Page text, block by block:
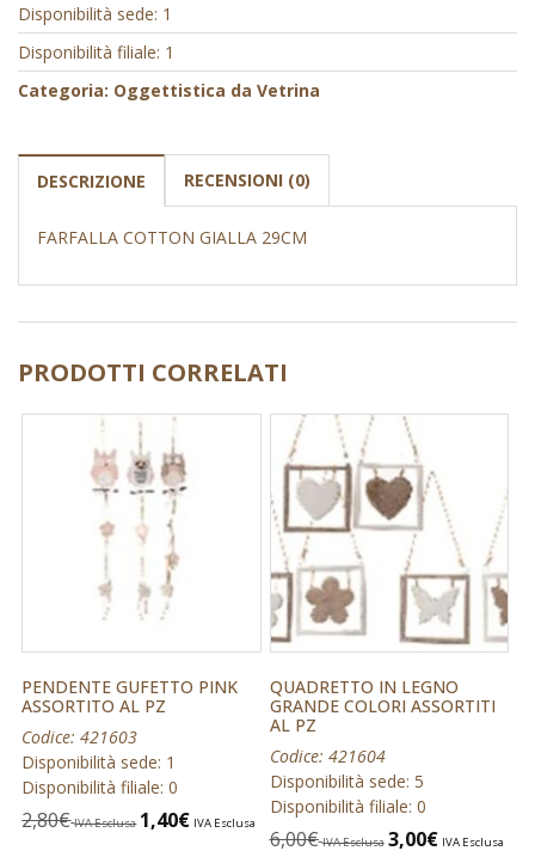
Disponibilità sede: 1
Disponibilità filiale: 1
Categoria: Oggettistica da Vetrina
DESCRIZIONE RECENSIONI (0)
FARFALLA COTTON GIALLA 29CM
PRODOTTI CORRELATI
PENDENTE GUFETTO PINK
ASSORTITO AL PZ
Codice: 421603
Disponibilità sede: 1
Disponibilità filiale: 0
2,80€ IVA Esclusa 1,40€ IVA Esclusa
QUADRETTO IN LEGNO
GRANDE COLORI ASSORTITI
AL PZ
Codice: 421604
Disponibilità sede: 5
Disponibilità filiale: 0
6,00€ IVA Esclusa 3,00€ IVA Esclusa